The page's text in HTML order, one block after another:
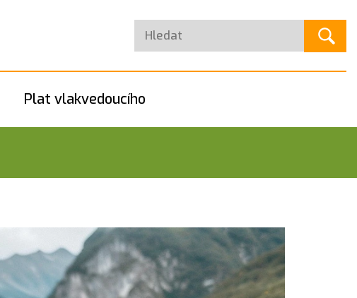
Plat vlakvedoucího